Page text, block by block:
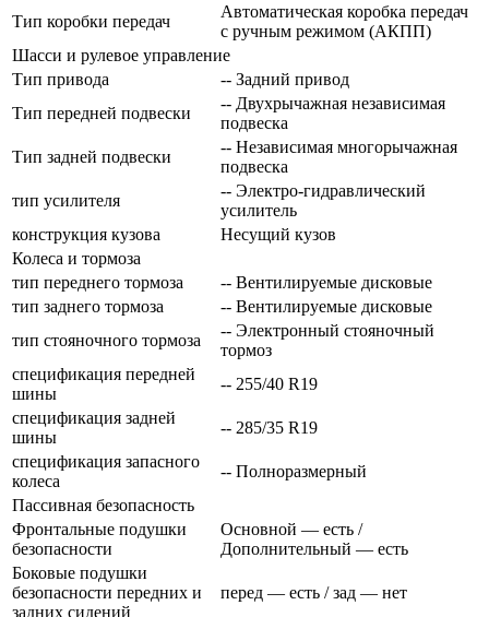
Тип коробки передач
Автоматическая коробка передач
с ручным режимом (АКПП)
Шасси и рулевое управление
Тип привода
-- Задний привод
Тип передней подвески
-- Двухрычажная независимая
подвеска
Тип задней подвески
-- Независимая многорычажная
подвеска
тип усилителя
-- Электро-гидравлический
усилитель
конструкция кузова
Несущий кузов
Колеса и тормоза
тип переднего тормоза
-- Вентилируемые дисковые
тип заднего тормоза
-- Вентилируемые дисковые
тип стояночного тормоза
-- Электронный стояночный
тормоз
спецификация передней
шины
-- 255/40 R19
спецификация задней
шины
-- 285/35 R19
спецификация запасного
колеса
-- Полноразмерный
Пассивная безопасность
Фронтальные подушки
безопасности
Основной — есть /
Дополнительный — есть
Боковые подушки
безопасности передних и
задних сидений
перед — есть / зад — нет